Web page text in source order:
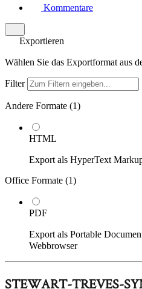
Kommentare
Exportieren
Wählen Sie das Exportformat aus
Filter
Andere Formate (1)
HTML
Export als HyperText
Office Formate (1)
PDF
Export als Portable
Webbrowser
STEWART-TREVES-